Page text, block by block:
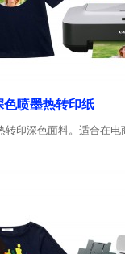
色喷墨热转印纸
转印深色面料。适合在电